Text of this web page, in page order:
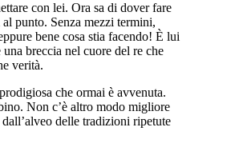
con lei. Ora sa di dover fare
punto. Senza mezzi termini,
bene cosa stia facendo! È lui
breccia nel cuore del re che
verità.
che ormai è avvenuta.
Non c’è altro modo migliore
delle tradizioni ripetute